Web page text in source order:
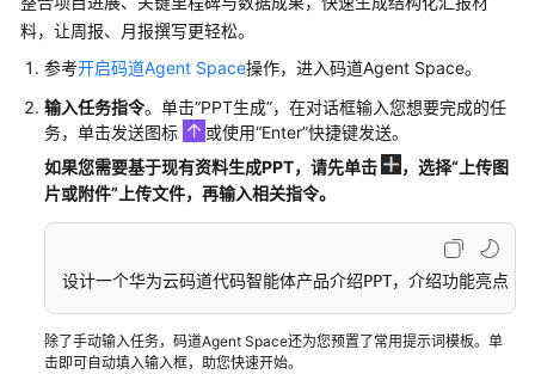
料，让周报、月报撰写更轻松。
参考开启码道Agent Space操作，进入码道Agent Space。
输入任务指令。单击“PPT生成”，在对话框输入您想要完成的任
务，单击发送图标
或使用“Enter”快捷键发送。
如果您需要基于现有资料生成PPT，请先单击 ，选择“上传图
片或附件” 上传文件，再输入相关指令。
设计一个华为云码道代码智能体产品介绍PPT，介绍功能亮点
除了手动输入任务，码道Agent Space还为您预置了常用提示词模板。单
击即可自动填入输入框，助您快速开始。